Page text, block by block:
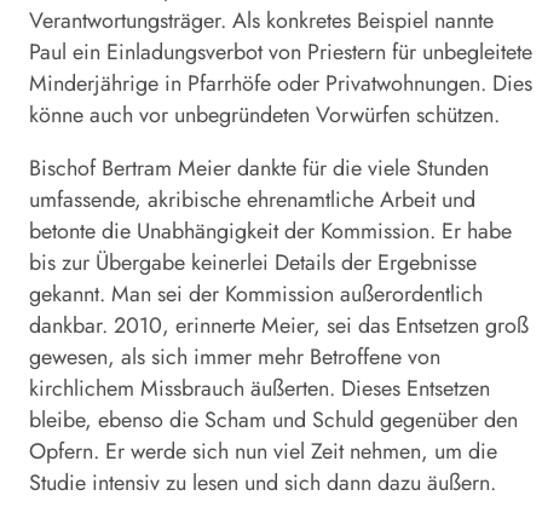
Verantwortungsträger. Als konkretes Beispiel nannte
Paul ein Einladungsverbot von Priestern für unbegleitete
Minderjährige in Pfarrhöfe oder Privatwohnungen. Dies
könne auch vor unbegründeten Vorwürfen schützen.
Bischof Bertram Meier dankte für die viele Stunden
umfassende, akribische ehrenamtliche Arbeit und
betonte die Unabhängigkeit der Kommission. Er habe
bis zur Übergabe keinerlei Details der Ergebnisse
gekannt. Man sei der Kommission außerordentlich
dankbar. 2010, erinnerte Meier, sei das Entsetzen groß
gewesen, als sich immer mehr Betroffene von
kirchlichem Missbrauch äußerten. Dieses Entsetzen
bleibe, ebenso die Scham und Schuld gegenüber den
Opfern. Er werde sich nun viel Zeit nehmen, um die
Studie intensiv zu lesen und sich dann dazu äußern.